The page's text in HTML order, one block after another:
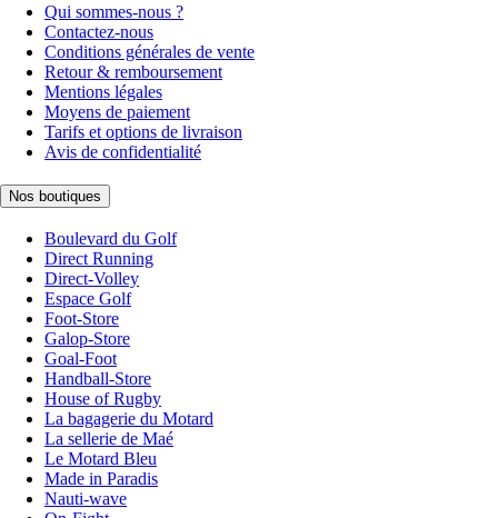
Qui sommes-nous ?
Contactez-nous
Conditions générales de vente
Retour & remboursement
Mentions légales
Moyens de paiement
Tarifs et options de livraison
Avis de confidentialité
Nos boutiques
Boulevard du Golf
Direct Running
Direct-Volley
Espace Golf
Foot-Store
Galop-Store
Goal-Foot
Handball-Store
House of Rugby
La bagagerie du Motard
La sellerie de Maé
Le Motard Bleu
Made in Paradis
Nauti-wave